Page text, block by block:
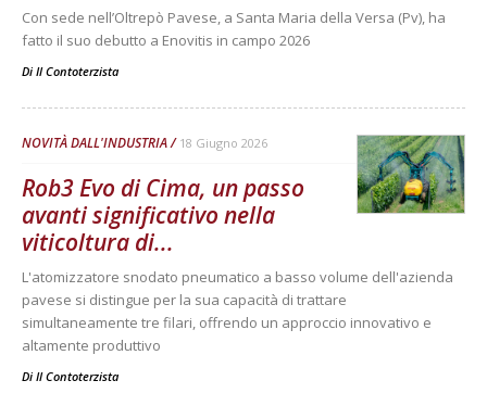
Con sede nell’Oltrepò Pavese, a Santa Maria della Versa (Pv), ha
fatto il suo debutto a Enovitis in campo 2026
Di Il Contoterzista
NOVITÀ DALL'INDUSTRIA 18 Giugno 2026
Rob3 Evo di Cima, un passo
avanti significativo nella
viticoltura di...
L'atomizzatore snodato pneumatico a basso volume dell'azienda
pavese si distingue per la sua capacità di trattare
simultaneamente tre filari, offrendo un approccio innovativo e
altamente produttivo
Di Il Contoterzista